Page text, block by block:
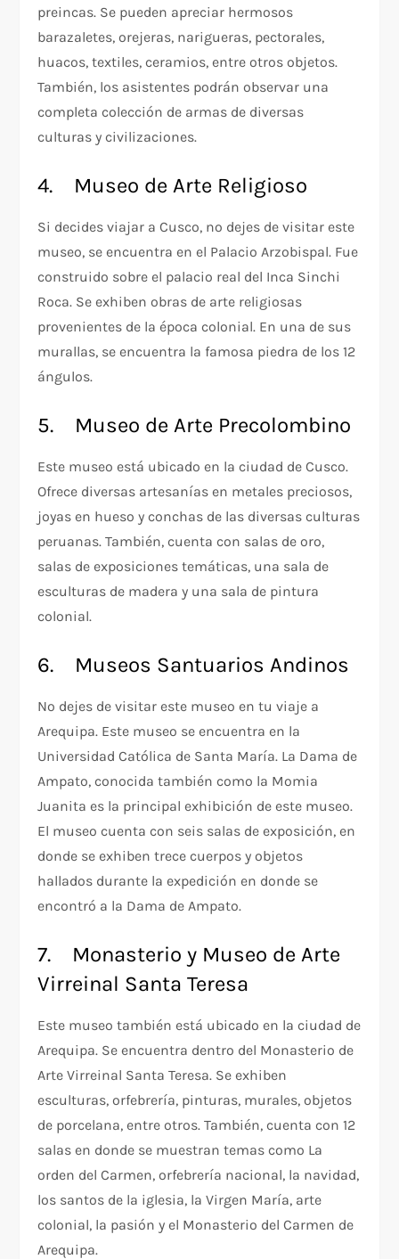
preincas. Se pueden apreciar hermosos
barazaletes, orejeras, narigueras, pectorales,
huacos, textiles, ceramios, entre otros objetos.
También, los asistentes podrán observar una
completa colección de armas de diversas
culturas y civilizaciones.
4. Museo de Arte Religioso
Si decides viajar a Cusco, no dejes de visitar este
museo, se encuentra en el Palacio Arzobispal. Fue
construido sobre el palacio real del Inca Sinchi
Roca. Se exhiben obras de arte religiosas
provenientes de la época colonial. En una de sus
murallas, se encuentra la famosa piedra de los 12
ángulos.
5. Museo de Arte Precolombino
Este museo está ubicado en la ciudad de Cusco.
Ofrece diversas artesanías en metales preciosos,
joyas en hueso y conchas de las diversas culturas
peruanas. También, cuenta con salas de oro,
salas de exposiciones temáticas, una sala de
esculturas de madera y una sala de pintura
colonial.
6. Museos Santuarios Andinos
No dejes de visitar este museo en tu viaje a
Arequipa. Este museo se encuentra en la
Universidad Católica de Santa María. La Dama de
Ampato, conocida también como la Momia
Juanita es la principal exhibición de este museo.
El museo cuenta con seis salas de exposición, en
donde se exhiben trece cuerpos y objetos
hallados durante la expedición en donde se
encontró a la Dama de Ampato.
7. Monasterio y Museo de Arte
Virreinal Santa Teresa
Este museo también está ubicado en la ciudad de
Arequipa. Se encuentra dentro del Monasterio de
Arte Virreinal Santa Teresa. Se exhiben
esculturas, orfebrería, pinturas, murales, objetos
de porcelana, entre otros. También, cuenta con 12
salas en donde se muestran temas como La
orden del Carmen, orfebrería nacional, la navidad,
los santos de la iglesia, la Virgen María, arte
colonial, la pasión y el Monasterio del Carmen de
Arequipa.